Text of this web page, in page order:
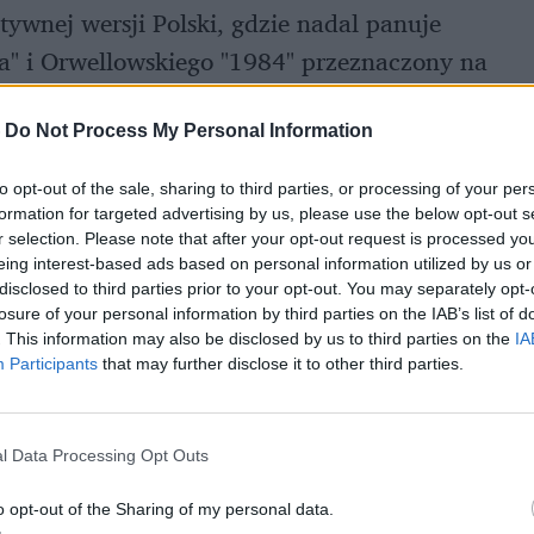
Do Not Process My Personal Information
opt-out of the sale, sharing to third parties, or processing of your
for targeted advertising by us, please use the below opt-out
selection. Please note that after your opt-out request is processed
interest-based ads based on personal information utilized by us
to third parties prior to your opt-out. You may separately
of your personal information by third parties on the IAB’s list of
This information may also be disclosed by us to third parties on the
Participants that may further disclose it to other third parties.
Data Processing Opt Outs
opt-out of the Sharing of my personal data.
wersji Polski, gdzie nadal panuje
i Orwellowskiego "1984" przeznaczony na
w każdym zakątku świata,
przedremierowym w Teatrze
szybko kupiła mroczny klimat produkcji,
Raz, gdy zobaczyliśmy mapę
tu spoilerować.
inspektora Janowa (Robert
absolwenta prawa Kajetana Skowrona
naciskach politycznych doprowadziło do